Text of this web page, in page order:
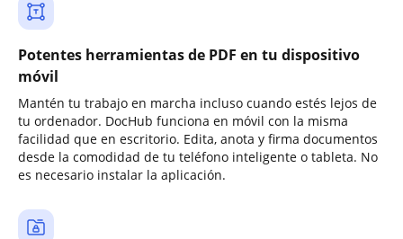
Potentes herramientas de PDF en tu dispositivo
móvil
Mantén tu trabajo en marcha incluso cuando estés lejos de
tu ordenador. DocHub funciona en móvil con la misma
facilidad que en escritorio. Edita, anota y firma documentos
desde la comodidad de tu teléfono inteligente o tableta. No
es necesario instalar la aplicación.